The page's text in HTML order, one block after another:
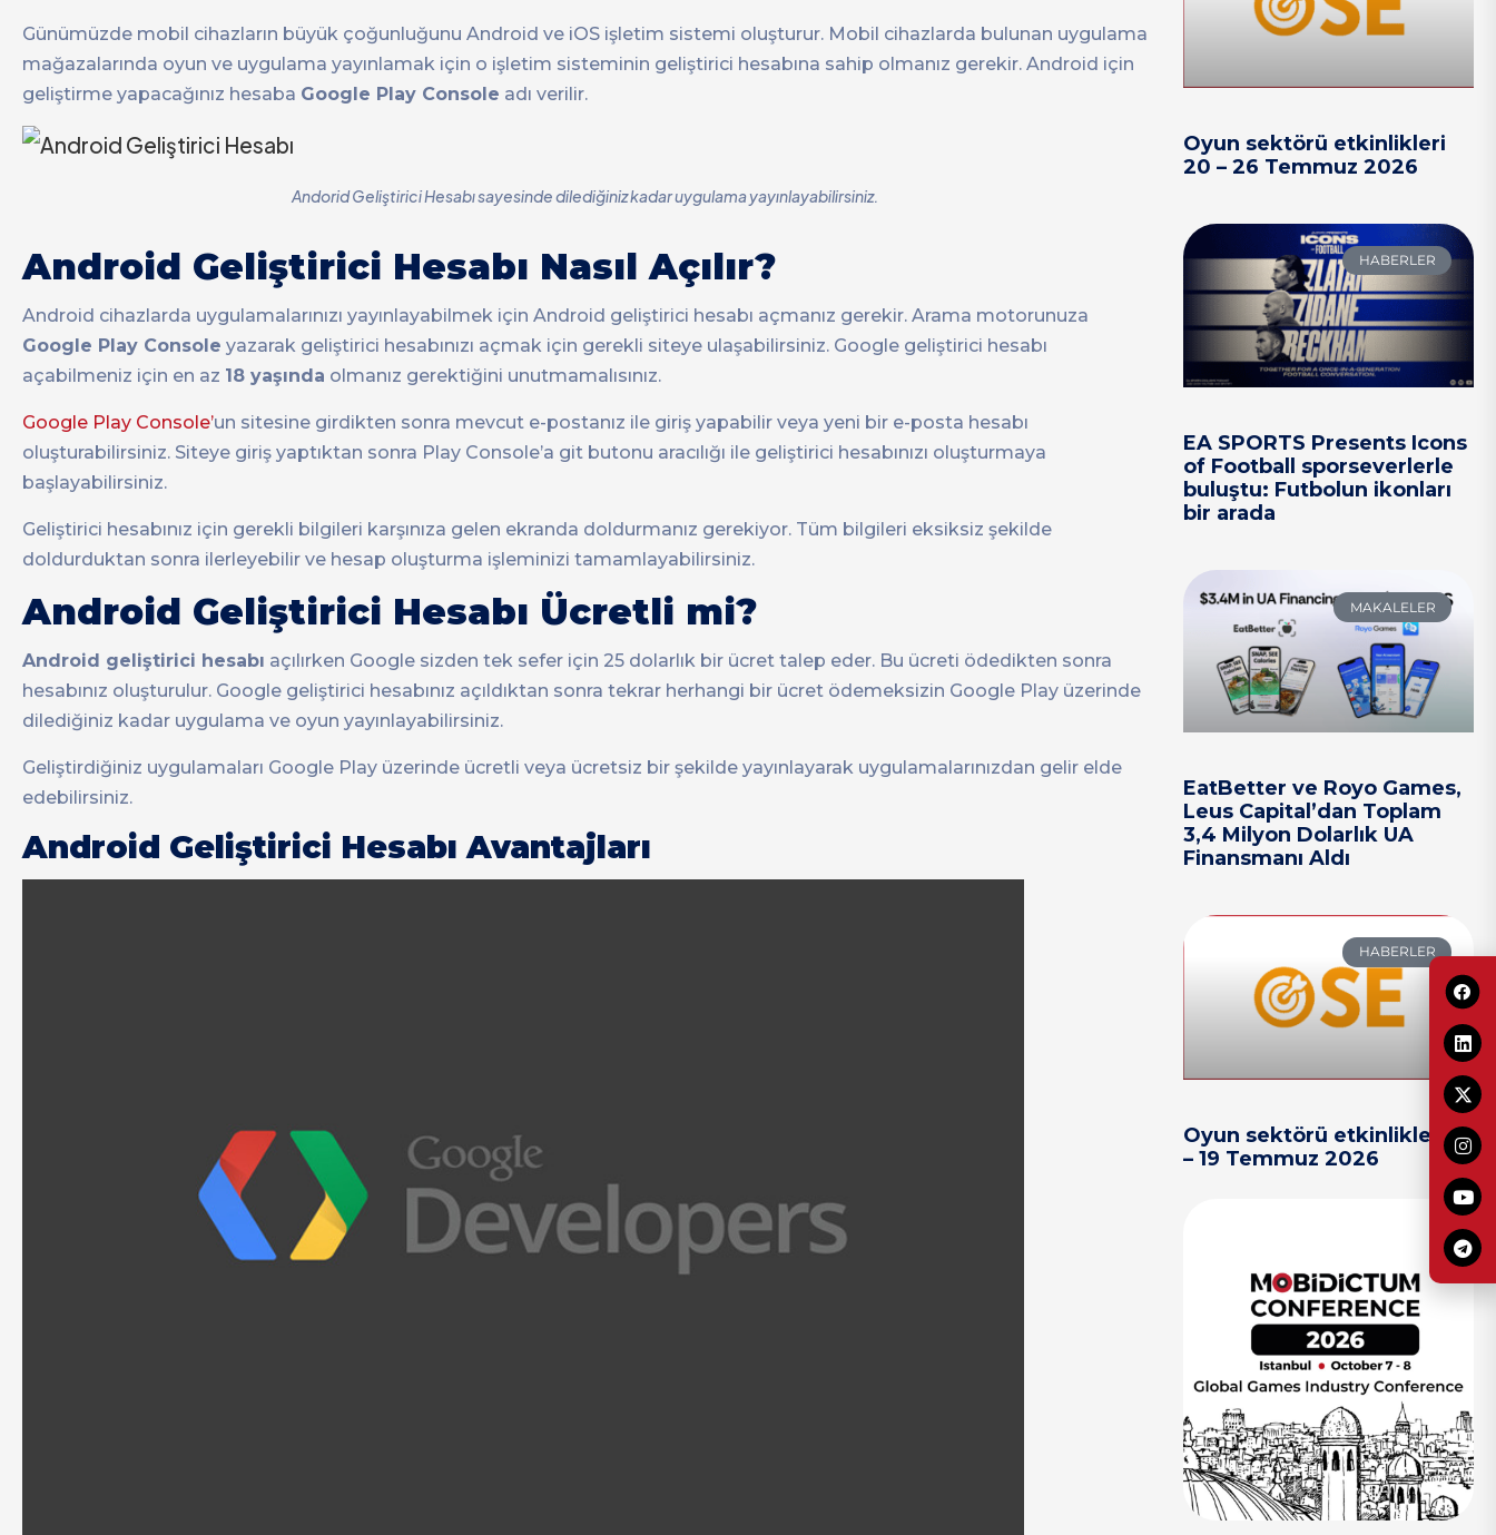
Günümüzde mobil cihazların büyük çoğunluğunu Android ve iOS işletim sistemi oluşturur. Mobil cihazlarda bulunan uygulama
mağazalarında oyun ve uygulama yayınlamak için o işletim sisteminin geliştirici hesabına sahip olmanız gerekir. Android için
geliştirme yapacağınız hesaba Google Play Console adı verilir.
Andorid Geliştirici Hesabı sayesinde dilediğiniz kadar uygulama yayınlayabilirsiniz.
Android Geliştirici Hesabı Nasıl Açılır?
Android cihazlarda uygulamalarınızı yayınlayabilmek için Android geliştirici hesabı açmanız gerekir. Arama motorunuza
Google Play Console yazarak geliştirici hesabınızı açmak için gerekli siteye ulaşabilirsiniz. Google geliştirici hesabı
açabilmeniz için en az 18 yaşında olmanız gerektiğini unutmamalısınız.
Google Play Console’un sitesine girdikten sonra mevcut e-postanız ile giriş yapabilir veya yeni bir e-posta hesabı
oluşturabilirsiniz. Siteye giriş yaptıktan sonra Play Console’a git butonu aracılığı ile geliştirici hesabınızı oluşturmaya
başlayabilirsiniz.
Geliştirici hesabınız için gerekli bilgileri karşınıza gelen ekranda doldurmanız gerekiyor. Tüm bilgileri eksiksiz şekilde
doldurduktan sonra ilerleyebilir ve hesap oluşturma işleminizi tamamlayabilirsiniz.
Android Geliştirici Hesabı Ücretli mi?
Android geliştirici hesabı açılırken Google sizden tek sefer için 25 dolarlık bir ücret talep eder. Bu ücreti ödedikten sonra
hesabınız oluşturulur. Google geliştirici hesabınız açıldıktan sonra tekrar herhangi bir ücret ödemeksizin Google Play üzerinde
dilediğiniz kadar uygulama ve oyun yayınlayabilirsiniz.
Geliştirdiğiniz uygulamaları Google Play üzerinde ücretli veya ücretsiz bir şekilde yayınlayarak uygulamalarınızdan gelir elde
edebilirsiniz.
Android Geliştirici Hesabı Avantajları
Oyun sektörü etkinlikleri
20 – 26 Temmuz 2026
HABERLER
EA SPORTS Presents Icons
of Football sporseverlerle
buluştu: Futbolun ikonları
bir arada
MAKALELER
EatBetter ve Royo Games,
Leus Capital’dan Toplam
3,4 Milyon Dolarlık UA
Finansmanı Aldı
HABERLER
Oyun sektörü etkinlikleri 13
– 19 Temmuz 2026